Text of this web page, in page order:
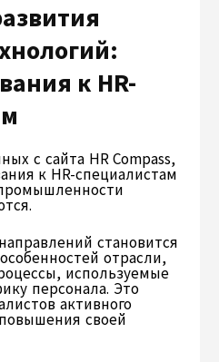
к HR-
с сайта HR Compass,
к HR-специалистам
становится
отрасли,
используемые
персонала. Это
активного
своей